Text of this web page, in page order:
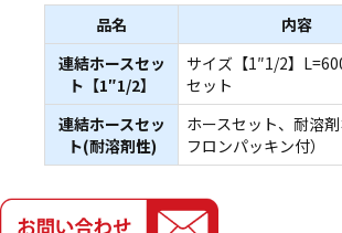
品名
内容
連結ホースセッ
ト【1″1/2】
サイズ【1″1/2】
セット
連結ホースセッ
ト(耐溶剤性)
ホースセット、耐溶
フロンパッキン付）